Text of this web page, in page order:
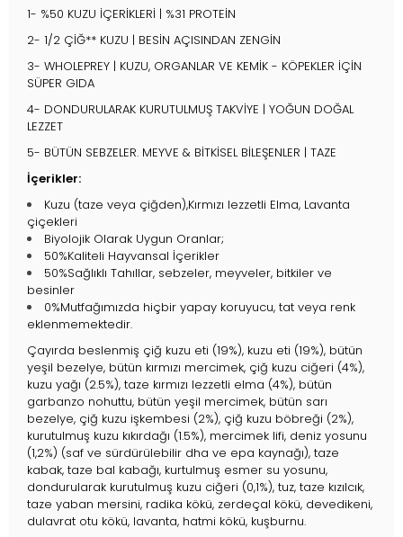
1- %50 KUZU İÇERİKLERİ | %31 PROTEİN
2- 1/2 ÇİĞ** KUZU | BESİN AÇISINDAN ZENGİN
3- WHOLEPREY | KUZU, ORGANLAR VE KEMİK - KÖPEKLER İÇİN
SÜPER GIDA
4- DONDURULARAK KURUTULMUŞ TAKVİYE | YOĞUN DOĞAL
LEZZET
5- BÜTÜN SEBZELER. MEYVE & BİTKİSEL BİLEŞENLER | TAZE
İçerikler:
Kuzu (taze veya çiğden),Kırmızı lezzetli Elma, Lavanta
çiçekleri
Biyolojik Olarak Uygun Oranlar;
50%Kaliteli Hayvansal İçerikler
50%Sağlıklı Tahıllar, sebzeler, meyveler, bitkiler ve
besinler
0%Mutfağımızda hiçbir yapay koruyucu, tat veya renk
eklenmemektedir.
Çayırda beslenmiş çiğ kuzu eti (19%), kuzu eti (19%), bütün
yeşil bezelye, bütün kırmızı mercimek, çiğ kuzu ciğeri (4%),
kuzu yağı (2.5%), taze kırmızı lezzetli elma (4%), bütün
garbanzo nohuttu, bütün yeşil mercimek, bütün sarı
bezelye, çiğ kuzu işkembesi (2%), çiğ kuzu böbreği (2%),
kurutulmuş kuzu kıkırdağı (1.5%), mercimek lifi, deniz yosunu
(1,2%) (saf ve sürdürülebilir dha ve epa kaynağı), taze
kabak, taze bal kabağı, kurtulmuş esmer su yosunu,
dondurularak kurutulmuş kuzu ciğeri (0,1%), tuz, taze kızılcık,
taze yaban mersini, radika kökü, zerdeçal kökü, devedikeni,
dulavrat otu kökü, lavanta, hatmi kökü, kuşburnu.